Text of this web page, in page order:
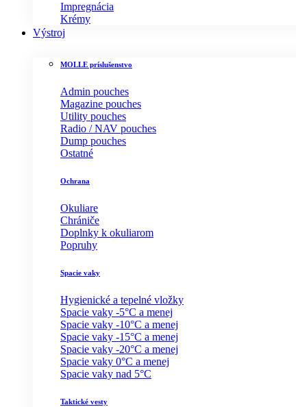
Impregnácia
Krémy
Výstroj
MOLLE príslušenstvo
Admin pouches
Magazine pouches
Utility pouches
Radio / NAV pouches
Dump pouches
Ostatné
Ochrana
Okuliare
Chrániče
Doplnky k okuliarom
Popruhy
Spacie vaky
Hygienické a tepelné vložky
Spacie vaky -5°C a menej
Spacie vaky -10°C a menej
Spacie vaky -15°C a menej
Spacie vaky -20°C a menej
Spacie vaky 0°C a menej
Spacie vaky nad 5°C
Taktické vesty